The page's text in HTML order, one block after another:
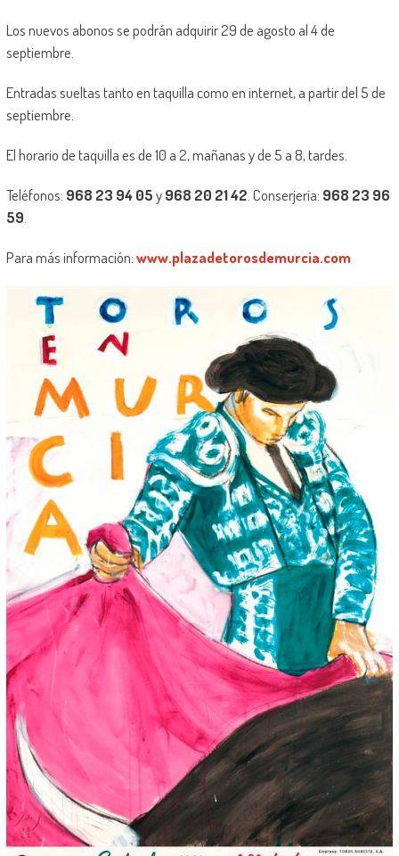
Los nuevos abonos se podrán adquirir 29 de agosto al 4 de
septiembre.
Entradas sueltas tanto en taquilla como en internet, a partir del 5 de
septiembre.
El horario de taquilla es de 10 a 2, mañanas y de 5 a 8, tardes.
Teléfonos: 968 23 94 05y968 20 21 42 . Conserjería: 968 23 96
59
Para más información:www.plazadetorosdemurcia.com